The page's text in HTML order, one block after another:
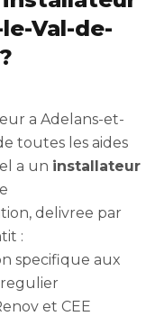
Val-de-
a Adelans-et-
toutes les aides
a un installateur
delivree par
:
specifique aux
et CEE